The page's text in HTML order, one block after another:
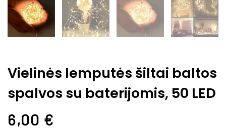
Vielinės lemputės šiltai baltos
spalvos su baterijomis, 50 LED
6,00 €